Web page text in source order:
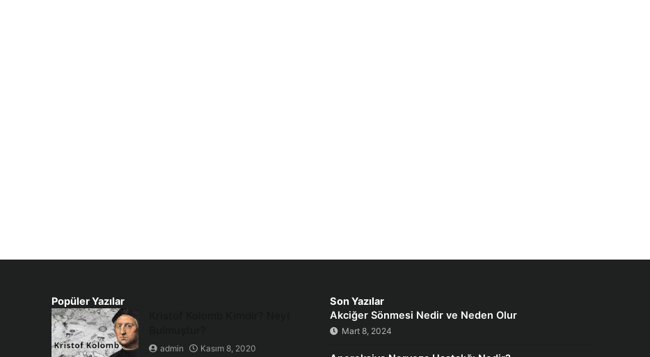
Popüler Yazılar
admin Kasım 8, 2020
Son Yazılar
Akciğer Sönmesi Nedir ve Neden Olur
Mart 8, 2024